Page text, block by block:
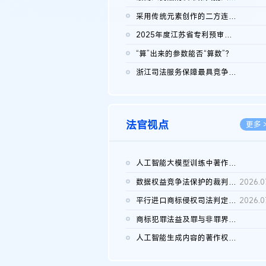
采用传统元素创作的二方连续装饰图案作品的独创性及侵权对比认定
2025年度江苏省专利预审典型案例
“算”出来的参数能否“算数”？
浙江司法服务保障最具竞争力营商环境建设典型案例（第二批）含侵...
法官视点 更多
人工智能大模型训练中著作权的合理使用
数据权益竞争法保护的裁判路径构建
平行进口商标侵权司法判定规则的困境与纾解
商标犯罪法益及罪与非罪界限研究
人工智能生成内容的著作权司法认定：演进逻辑、现实困境与规则建...